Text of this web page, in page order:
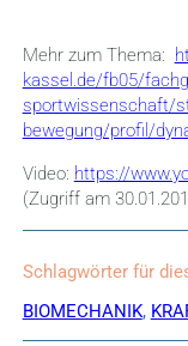
Mehr zum Thema:
kassel.de/fb05/
sportwissenschaft/
bewegung/profil/
Video: https://
(Zugriff am
Schlagwörter für
BIOMECHANIK,